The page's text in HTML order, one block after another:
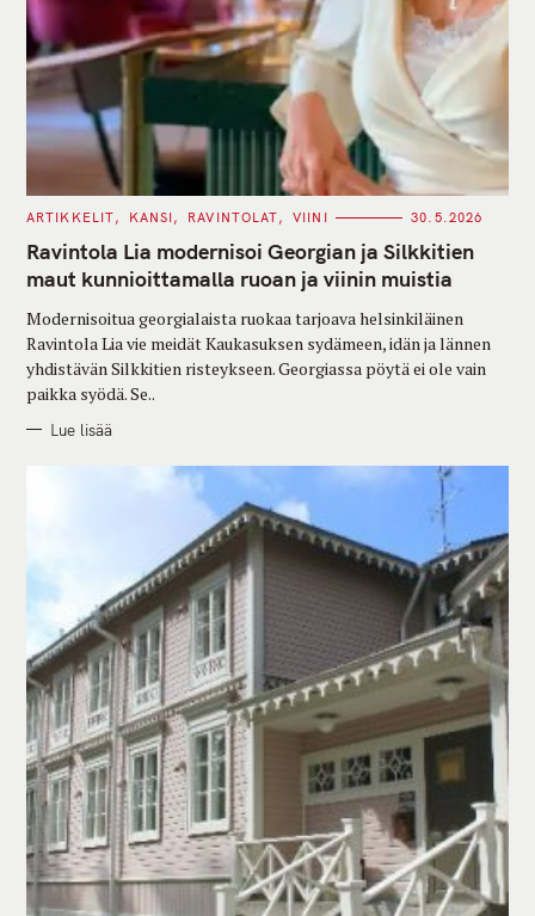
C
T
E
G
O
I
S
ARTIKKELIT KANSI RAVINTOLAT VIINI 30.5.2026
Ravintola Lia modernisoi Georgian ja Silkkitien
maut kunnioittamalla ruoan ja viinin muistia
Modernisoitua georgialaista ruokaa tarjoava helsinkiläinen
Ravintola Lia vie meidät Kaukasuksen sydämeen, idän ja lännen
yhdistävän Silkkitien risteykseen. Georgiassa pöytä ei ole vain
paikka syödä. Se..
Lue lisää